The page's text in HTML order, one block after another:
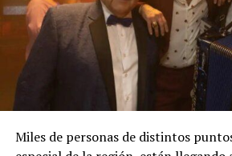
Miles de personas de distintos